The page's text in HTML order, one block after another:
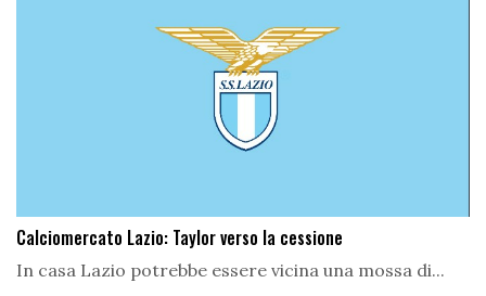
Calciomercato Lazio: Taylor verso la cessione
In casa Lazio potrebbe essere vicina una mossa di...